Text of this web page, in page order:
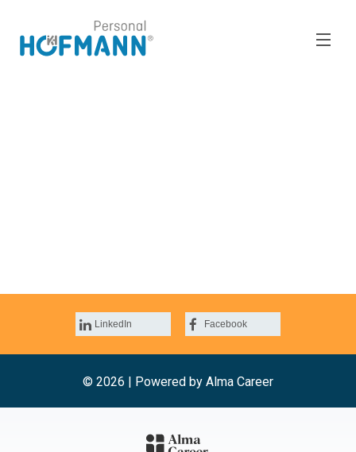
LinkedIn Facebook
© 2026 | Powered by Alma Career